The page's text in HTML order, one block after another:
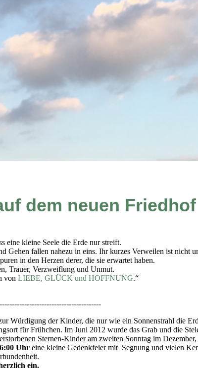
dem neuen Friedhof
eine kleine Seele die Erde nur streift.
Gehen fallen nahezu in eins. Ihr kurzes Verweilen ist nicht
in den Herzen derer, die sie erwartet haben.
Trauer, Verzweiflung und Unmut.
von LIEBE, GLÜCK und HOFFNUNG.“
Würdigung der Kinder, die nur wie ein Sonnenstrahl die
für Frühchen. Im Juni 2012 wurde das Grab und die
Sternen-Kinder am zweiten Sonntag im Dezember,
Uhr eine kleine Gedenkfeier mit Segnung und vielen
ein.